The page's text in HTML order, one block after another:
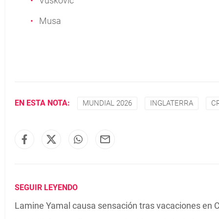
Musa
EN ESTA NOTA: MUNDIAL 2026 INGLATERRA
SEGUIR LEYENDO
Lamine Yamal causa sensación tras vacaciones en